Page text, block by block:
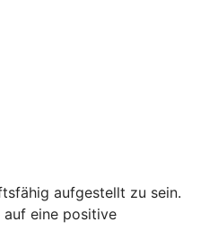
aufgestellt zu sein.
auf eine positive